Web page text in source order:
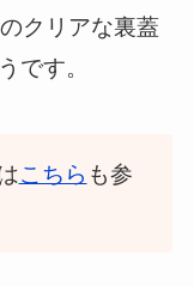
クリアな裏蓋
です。
こちら も参